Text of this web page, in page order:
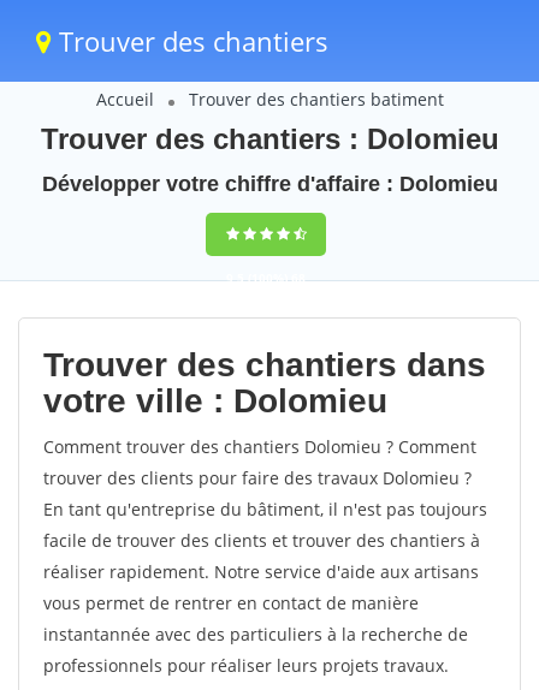
Trouver des chantiers
Accueil Trouver des chantiers batiment
Trouver des chantiers : Dolomieu
Développer votre chiffre d'affaire : Dolomieu
9,5(100%)68
votes
Trouver des chantiers dans
votre ville : Dolomieu
Comment trouver des chantiers Dolomieu ? Comment
trouver des clients pour faire des travaux Dolomieu ?
En tant qu'entreprise du bâtiment, il n'est pas toujours
facile de trouver des clients et trouver des chantiers à
réaliser rapidement. Notre service d'aide aux artisans
vous permet de rentrer en contact de manière
instantannée avec des particuliers à la recherche de
professionnels pour réaliser leurs projets travaux.